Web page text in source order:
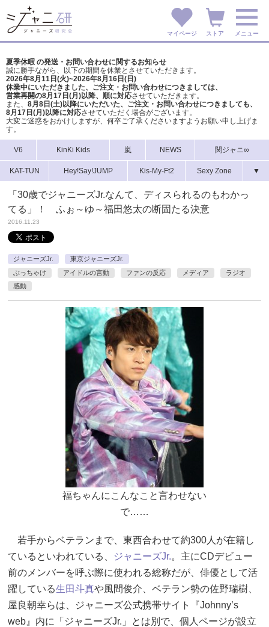
マイページ ストア メニュー
夏季休暇 の発送・お問い合わせに関するお知らせ
誠に勝手ながら、以下の期間を休業とさせていただきます。
2026年8月11日(火)~2026年8月16日(日)
休業中にいただきました、ご注文・お問い合わせにつきましては、
営業再開の8月17日(月)以降、順に対応させていただきます。
また、 8月8日(土)以降にいただいた、ご注文・ お問い合わせにつきましても、
8月17日(月)以降に対応させていただく場合がございます。
大変ご迷惑をおかけしますが、 何卒ご了承くださいますようお願い申し上げま
す。
V6 KinKi Kids 嵐 NEWS 関ジャニ∞
KAT-TUN Hey!Say!JUMP Kis-My-Ft2 Sexy Zone ▼
「30歳でジャニーズJr.なんて、ディスられるのもわかっ
てる」！ ふぉ～ゆ～福田悠太の断固たる決意
2016.11.23
ジャニーズJr.
東京ジャニーズJr.
ぶっちゃけ
アイドルの言動 ファンの反応 メディア
ラジオ
感動
福ちゃんにこんなこと言わせない
で……
若手からベテランまで、東西合わせて約300人が在籍し
ているといわれている、
ジャニーズJr.。主にCDデビュー
前のメンバーを呼ぶ際に使われる総称だが、俳優として活
躍している生田斗真や風間俊介、ベテラン勢の佐野瑞樹、
屋良朝幸らは、ジャニーズ公式携帯サイト『Johnny’s
web』内に「ジャニーズJr.」とは別で、個人ページが設立